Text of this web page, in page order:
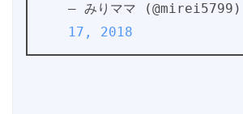
— みりママ (@mirei5799)
17, 2018